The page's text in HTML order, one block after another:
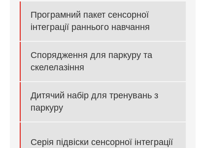
Програмний пакет сенсорної
інтеграції раннього навчання
Спорядження для паркуру та
скелелазіння
Дитячий набір для тренувань з
паркуру
Серія підвіски сенсорної інтеграції